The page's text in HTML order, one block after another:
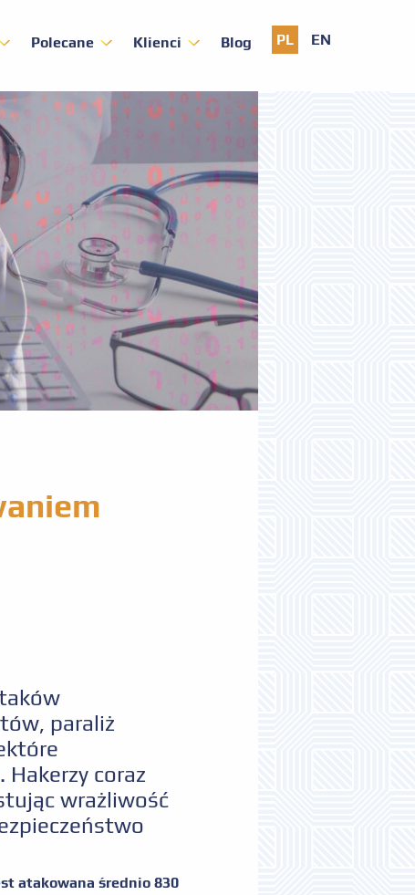
Polecane Klienci Blog PL EN
paraliż
coraz
wrażliwość
atakowana średnio 830